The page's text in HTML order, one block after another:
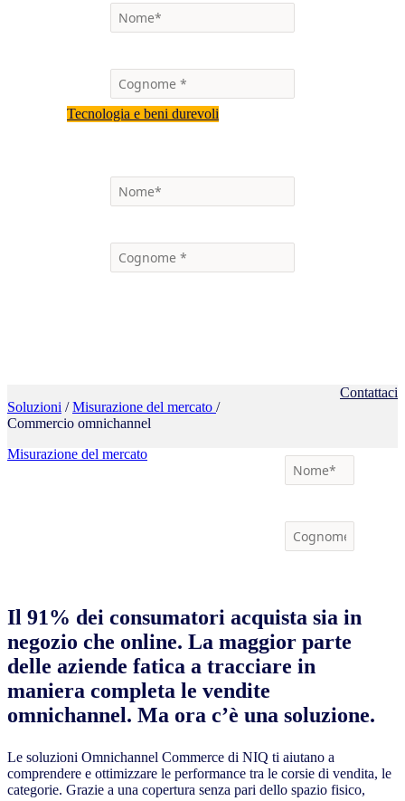
Tecnologia e beni durevoli
Soluzioni /Misurazione del mercato /
Commercio omnichannel
Misurazione del mercato
Contattaci
Il 91% dei consumatori acquista sia in
negozio che online. La maggior parte
delle aziende fatica a tracciare in
maniera completa le vendite
omnichannel. Ma ora c’è una soluzione.
Le soluzioni Omnichannel Commerce di NIQ ti aiutano a
comprendere e ottimizzare le performance tra le corsie di vendita, le
categorie. Grazie a una copertura senza pari dello spazio fisico,